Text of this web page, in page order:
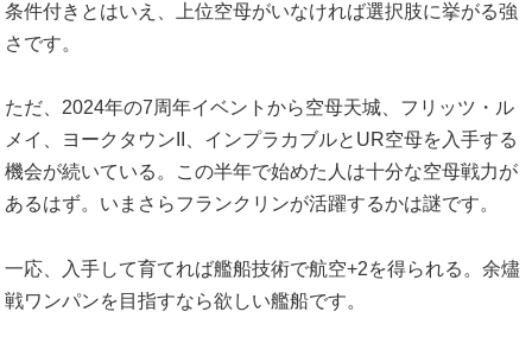
条件付きとはいえ、上位空母がいなければ選択肢に挙がる強
さです。
ただ、2024年の7周年イベントから空母天城、フリッツ・ル
メイ、ヨークタウンII、インプラカブルとUR空母を入手する
機会が続いている。この半年で始めた人は十分な空母戦力が
あるはず。いまさらフランクリンが活躍するかは謎です。
一応、入手して育てれば艦船技術で航空+2を得られる。余燼
戦ワンパンを目指すなら欲しい艦船です。